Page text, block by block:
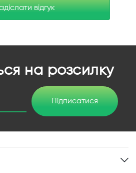
відгук
на розсилку
Підписатися